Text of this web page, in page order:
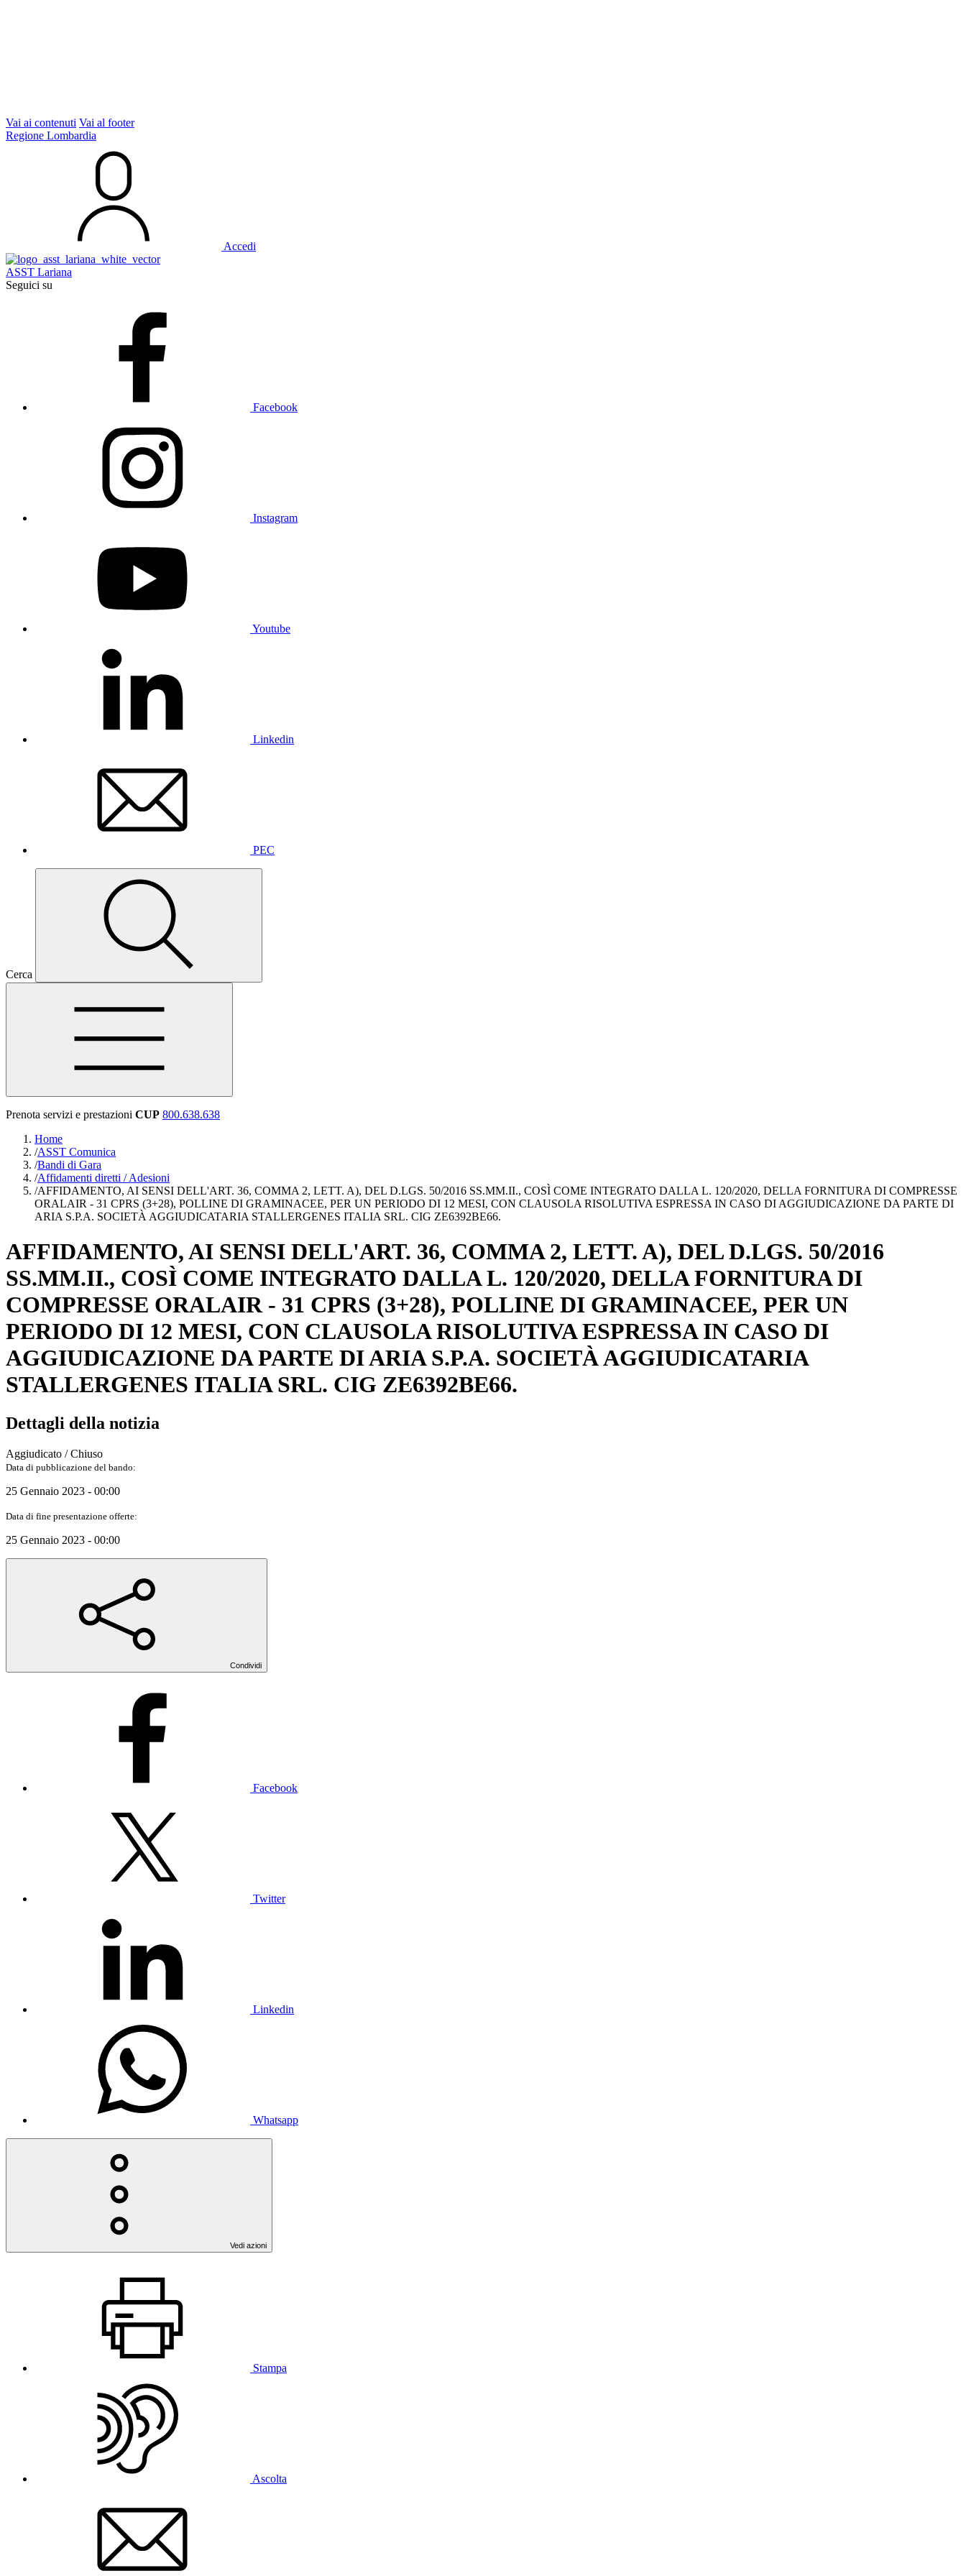
Vai ai contenuti Vai al footer
Regione Lombardia
Accedi
ASST Lariana
Seguici su
Facebook
Instagram
Youtube
Linkedin
PEC
Cerca
Prenota servizi e prestazioni CUP 800.638.638
Home
/ASST Comunica
/Bandi di Gara
/Affidamenti diretti / Adesioni
/AFFIDAMENTO, AI SENSI DELL'ART. 36, COMMA 2, LETT. A), DEL D.LGS. 50/2016 SS.MM.II., COSÌ COME INTEGRATO DALLA L. 120/2020, DELLA FORNITURA DI COMPRESSE
ORALAIR - 31 CPRS (3+28), POLLINE DI GRAMINACEE, PER UN PERIODO DI 12 MESI, CON CLAUSOLA RISOLUTIVA ESPRESSA IN CASO DI AGGIUDICAZIONE DA PARTE DI
ARIA S.P.A. SOCIETÀ AGGIUDICATARIA STALLERGENES ITALIA SRL. CIG ZE6392BE66.
AFFIDAMENTO, AI SENSI DELL'ART. 36, COMMA 2, LETT. A), DEL D.LGS. 50/2016
SS.MM.II., COSÌ COME INTEGRATO DALLA L. 120/2020, DELLA FORNITURA DI
COMPRESSE ORALAIR - 31 CPRS (3+28), POLLINE DI GRAMINACEE, PER UN
PERIODO DI 12 MESI, CON CLAUSOLA RISOLUTIVA ESPRESSA IN CASO DI
AGGIUDICAZIONE DA PARTE DI ARIA S.P.A. SOCIETÀ AGGIUDICATARIA
STALLERGENES ITALIA SRL. CIG ZE6392BE66.
Dettagli della notizia
Aggiudicato / Chiuso
Data di pubblicazione del bando:
25 Gennaio 2023 - 00:00
Data di fine presentazione offerte:
25 Gennaio 2023 - 00:00
Condividi
Facebook
Twitter
Linkedin
Whatsapp
Vedi azioni
Stampa
Ascolta